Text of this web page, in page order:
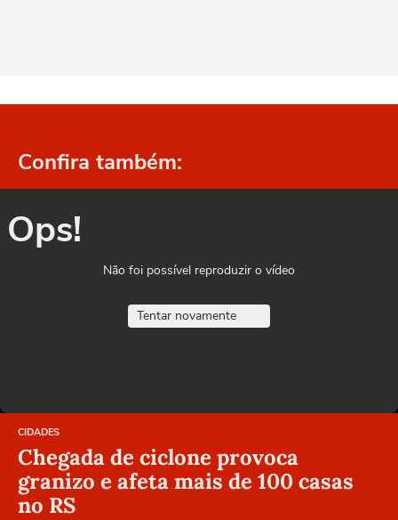
Confira também:
Ops!
Não foi possível reproduzir o vídeo
Tentar novamente
CIDADES
Chegada de ciclone provoca
granizo e afeta mais de 100 casas
no RS